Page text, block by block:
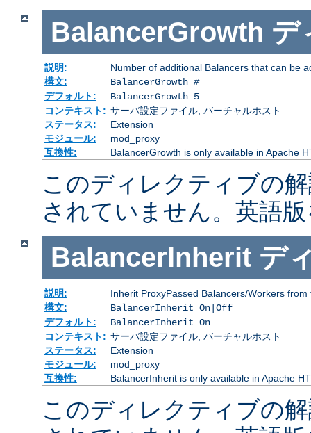
BalancerGrowth デ
説明:
Number of additional Balancers that can be
構文:
BalancerGrowth #
デフォルト:
BalancerGrowth 5
コンテキスト: サーバ設定ファイル, バーチャルホスト
ステータス:
Extension
モジュール:
mod_proxy
互換性:
BalancerGrowth is only available in Apache
このディレクティブの
されていません。英語
BalancerInherit デ
説明:
Inherit ProxyPassed Balancers/Workers
構文:
BalancerInherit On|Off
デフォルト:
BalancerInherit On
コンテキスト: サーバ設定ファイル, バーチャルホスト
ステータス:
Extension
モジュール:
mod_proxy
互換性:
BalancerInherit is only available in Apache
このディレクティブの